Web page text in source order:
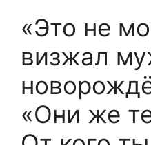
k
«Это не
визжал
«Они же